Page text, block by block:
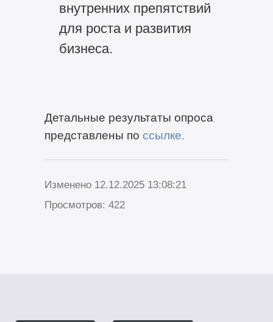
внутренних препятствий
для роста и развития
бизнеса.
Детальные результаты опроса
представлены по ссылке.
Изменено 12.12.2025 13:08:21
Просмотров: 422